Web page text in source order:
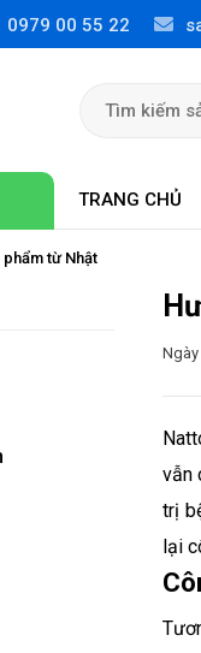
0979 00 55 22
TRANG CHỦ
phẩm từ Nhật
vẫn
trị
lại